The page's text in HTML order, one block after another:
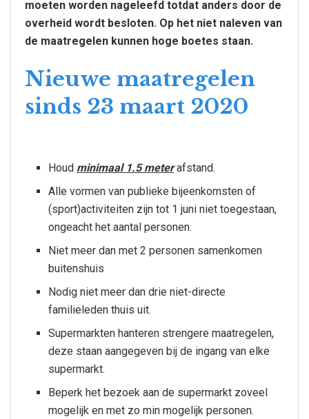
moeten worden nageleefd totdat anders door de
overheid wordt besloten. Op het niet naleven van
de maatregelen kunnen hoge boetes staan.
Nieuwe maatregelen
sinds 23 maart 2020
Houd minimaal 1.5 meterafstand.
Alle vormen van publieke bijeenkomsten of
(sport)activiteiten zijn tot 1 juni niet toegestaan,
ongeacht het aantal personen.
Niet meer dan met 2 personen samenkomen
buitenshuis
Nodig niet meer dan drie niet-directe
familieleden thuis uit.
Supermarkten hanteren strengere maatregelen,
deze staan aangegeven bij de ingang van elke
supermarkt.
Beperk het bezoek aan de supermarkt zoveel
mogelijk en met zo min mogelijk personen.